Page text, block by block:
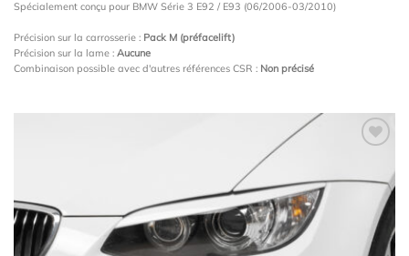
Spécialement conçu pour BMW Série 3 E92 / E93 (06/2006-03/2010)
Précision sur la carrosserie : Pack M (préfacelift)
Précision sur la lame : Aucune
Combinaison possible avec d'autres références CSR : Non précisé
Ajouter
wishlist